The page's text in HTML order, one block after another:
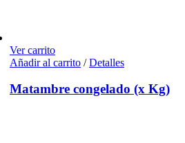
Ver carrito
Añadir al carrito / Detalles
Matambre congelado (x Kg)